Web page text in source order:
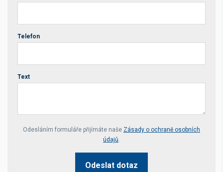
Telefon
Text
Your website *
Odesláním formuláře přijímáte naše Zásady o ochraně osobních
údajů.
Odeslat dotaz